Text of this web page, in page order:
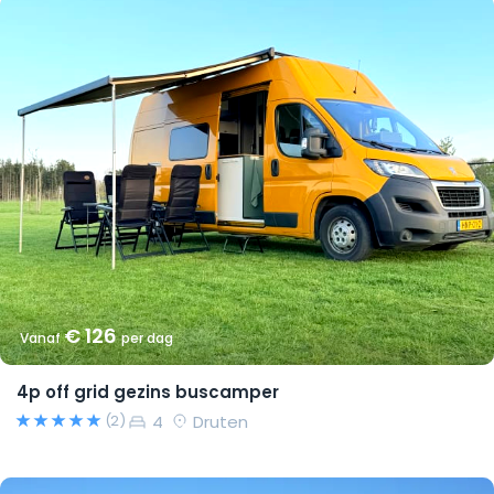
Vanaf€ 126per dag
4p off grid gezins buscamper
(2) 4 Druten